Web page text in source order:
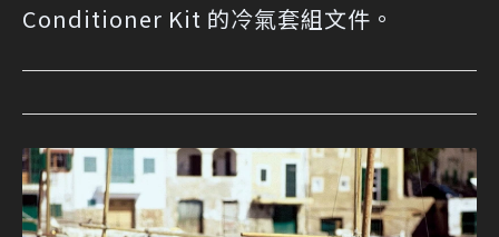
Conditioner Kit 的冷氣套組文件。